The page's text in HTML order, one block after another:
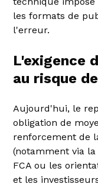
les formats de
l'erreur.
L'exigence
au risque
Aujourd'hui, le
obligation de
renforcement de
(notamment via
FCA ou les
et les